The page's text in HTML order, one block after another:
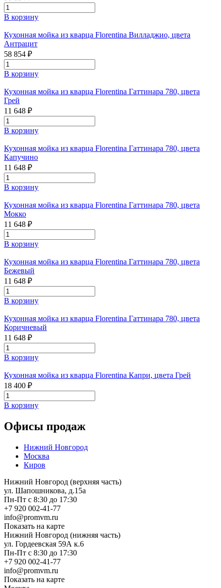
В корзину
Кухонная мойка из кварца Florentina Вилладжио, цвета
Антрацит
58 854 ₽
В корзину
Кухонная мойка из кварца Florentina Гаттинара 780, цвета
Грей
11 648 ₽
В корзину
Кухонная мойка из кварца Florentina Гаттинара 780, цвета
Капучино
11 648 ₽
В корзину
Кухонная мойка из кварца Florentina Гаттинара 780, цвета
Мокко
11 648 ₽
В корзину
Кухонная мойка из кварца Florentina Гаттинара 780, цвета
Бежевый
11 648 ₽
В корзину
Кухонная мойка из кварца Florentina Гаттинара 780, цвета
Коричневый
11 648 ₽
В корзину
Кухонная мойка из кварца Florentina Капри, цвета Грей
18 400 ₽
В корзину
Офисы продаж
Нижний Новгород
Москва
Киров
Нижний Новгород (верхняя часть)
ул. Шапошникова, д.15а
Пн-Пт с 8:30 до 17:30
+7 920 002-41-77
info@promvm.ru
Показать на карте
Нижний Новгород (нижняя часть)
ул. Гордеевская 59А к.6
Пн-Пт с 8:30 до 17:30
+7 920 002-41-77
info@promvm.ru
Показать на карте